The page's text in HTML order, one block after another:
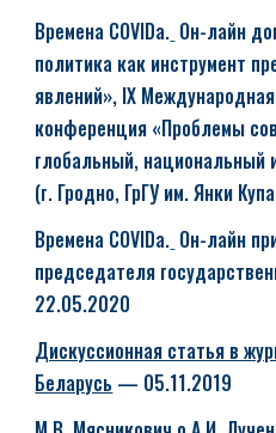
Времена COVIDа. Он-лайн
политика как инструмент
явлений», IХ
конференция «Проблемы
глобальный, национальный
(г. Гродно, ГрГУ им. Янки
Времена COVIDа. Он-лайн п
председателя
22.05.2020
Дискуссионная статья в
Беларусь — 05.11.2019